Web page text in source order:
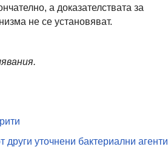
а доказателствата за
не се установяват.
уточнени бактериални агенти